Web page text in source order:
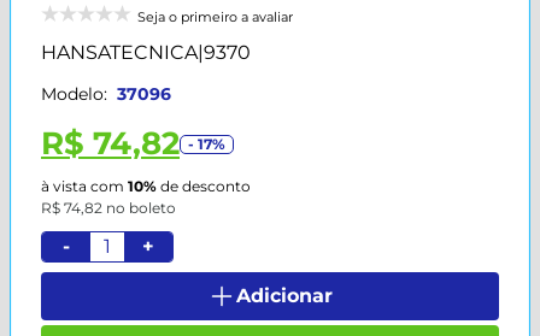
Seja o primeiro a avaliar
HANSATECNICA|9370
Modelo: 37096
R$ 74,82 - 17%
à vista com 10% de desconto
R$ 74,82 no boleto
- +
Adicionar